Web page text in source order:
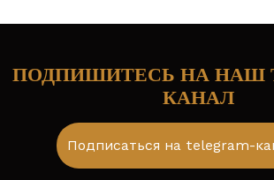
ПОДПИШИТЕСЬ НА НАШ
КАНАЛ
Подписаться на telegram-